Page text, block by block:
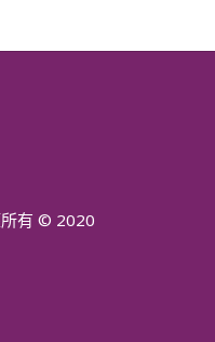
有 © 2020